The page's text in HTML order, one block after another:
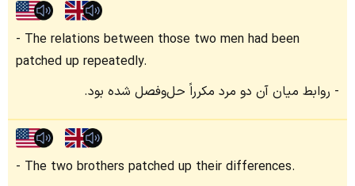
The relations between those two men had been
patched up repeatedly.
روابط میان آن دو مرد مکرراً حل‌وفصل شده بود.
The two brothers patched up their differences.